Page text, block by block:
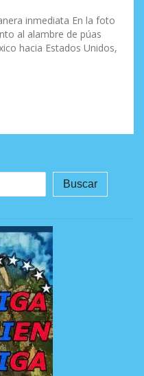
inmediata En la foto
al alambre de púas
hacia Estados Unidos,
Buscar